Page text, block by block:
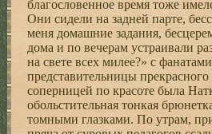
благословенное время тоже
Они сидели на задней парте,
меня домашние задания,
дома и по вечерам устраивали
на свете всех милее?» с
представительницы
соперницей по красоте была
обольстительная тонкая
томными глазками. По утрам,